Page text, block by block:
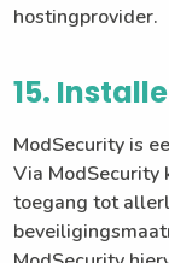
hostingprovider.
15.
ModSecurity is
Via ModSecurity
toegang tot